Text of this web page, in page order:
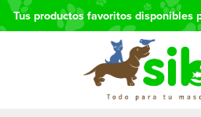
Tus productos favoritos disponibles